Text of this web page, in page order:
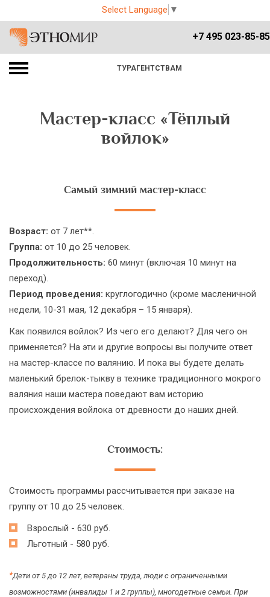
Select Language ▼
+7 495 023-85-85
ТУРАГЕНТСТВАМ
Мастер-класс «Тёплый
войлок»
Самый зимний мастер-класс
Возраст: от 7 лет**.
Группа: от 10 до 25 человек.
Продолжительность: 60 минут (включая 10 минут на
переход).
Период проведения: круглогодично (кроме масленичной
недели, 10-31 мая, 12 декабря – 15 января).
Как появился войлок? Из чего его делают? Для чего он
применяется? На эти и другие вопросы вы получите ответ
на мастер-классе по валянию. И пока вы будете делать
маленький брелок-тыкву в технике традиционного мокрого
валяния наши мастера поведают вам историю
происхождения войлока от древности до наших дней.
Стоимость:
Стоимость программы рассчитывается при заказе на
группу от 10 до 25 человек.
Взрослый - 630 руб.
Льготный - 580 руб.
*Дети от 5 до 12 лет, ветераны труда, люди с ограниченными
возможностями (инвалиды 1 и 2 группы), многодетные семьи. При